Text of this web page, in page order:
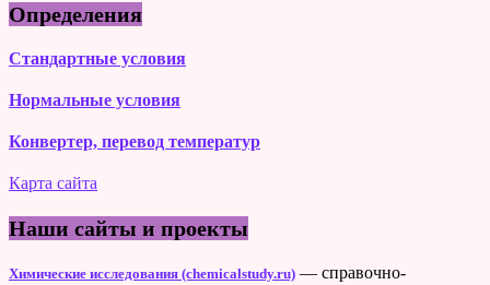
Определения
Стандартные условия
Нормальные условия
Конвертер, перевод температур
Карта сайта
Наши сайты и проекты
Химические исследования (chemicalstudy.ru) — справочно-